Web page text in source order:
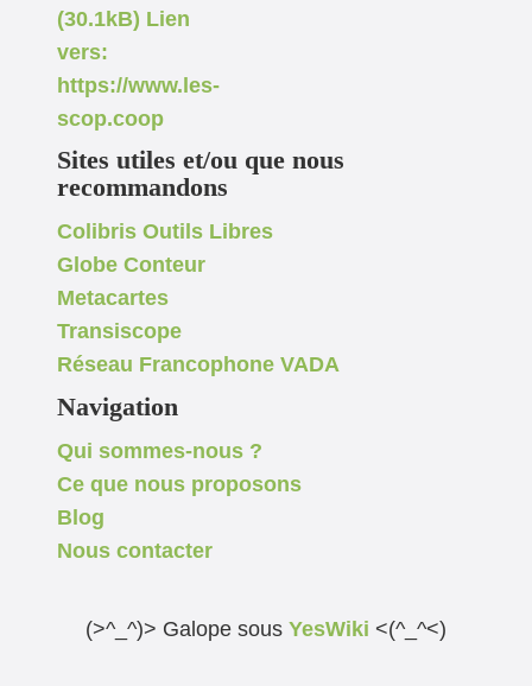
Sites utiles et/ou que nous
recommandons
Colibris Outils Libres
Globe Conteur
Metacartes
Transiscope
Réseau Francophone VADA
Navigation
Qui sommes-nous ?
Ce que nous proposons
Blog
Nous contacter
(>^_^)> Galope sous YesWiki <(^_^<)